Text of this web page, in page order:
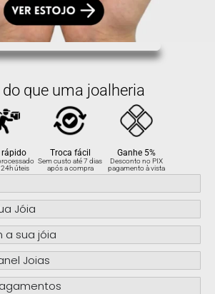
que uma joalheria
rápido
úteis
Troca fácil
Sem custo até 7 dias
após a compra
Ganhe 5%
Desconto no PIX
pagamento à vista
Jóia
a sua jóia
Joias